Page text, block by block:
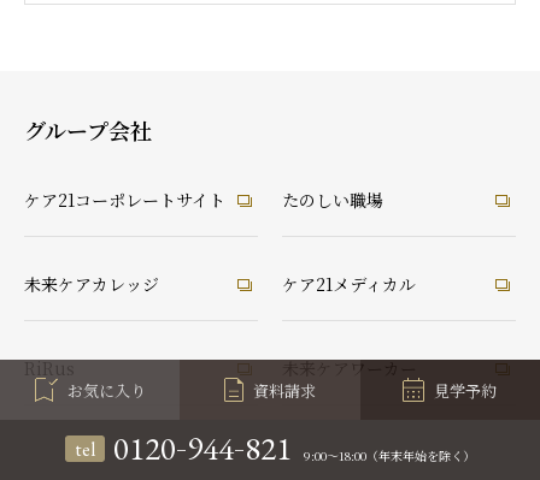
グループ会社
ケア21コーポレートサイト たのしい職場
未来ケアカレッジ ケア21メディカル
RiRus 未来ケアワーカー
介護なんでも相談室 うれしい保育園
お気に入り 資料請求 見学予約
tel 0120-944-821 9:00～18:00（年末年始を除く）